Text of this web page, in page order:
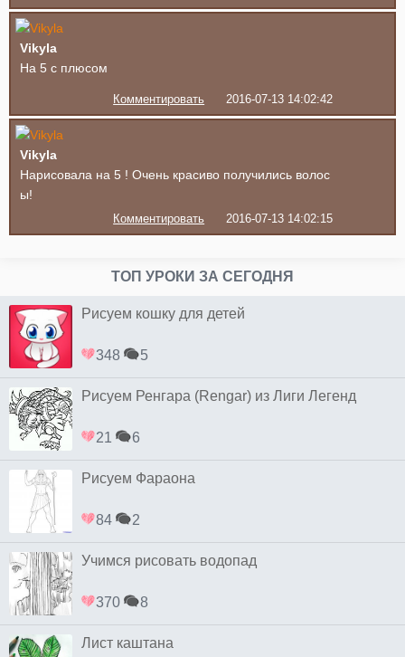
Vikyla
На 5 с плюсом
Комментировать 2016-07-13 14:02:42
Vikyla
Нарисовала на 5 ! Очень красиво получились волос
ы!
Комментировать 2016-07-13 14:02:15
ТОП УРОКИ ЗА СЕГОДНЯ
Рисуем кошку для детей
348 5
Рисуем Ренгара (Rengar) из Лиги Легенд
21 6
Рисуем Фараона
84 2
Учимся рисовать водопад
370 8
Лист каштана